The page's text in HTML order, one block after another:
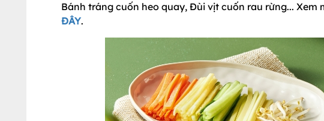
Bánh tráng cuốn heo quay, Đùi vịt cuốn rau rừng...
ĐÂY.